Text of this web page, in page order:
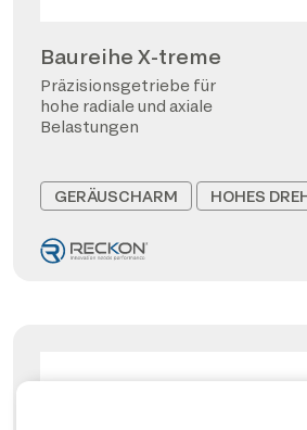
Baureihe X-treme
Präzisionsgetriebe für
hohe radiale und axiale
Belastungen
GERÄUSCHARM HOHES